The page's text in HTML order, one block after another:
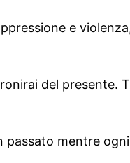
e
del presente.
passato mentre ogni